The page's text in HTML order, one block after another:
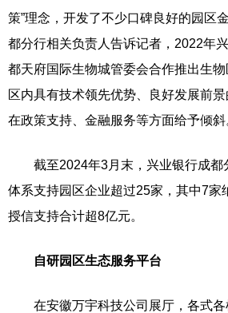
策”理念，开发了不少口碑良好的园区
都分行相关负责人告诉记者，2022年
都天府国际生物城管委会合作推出生
区内具有技术领先优势、良好发展前景
在政策支持、金融服务等方面给予倾斜
截至2024年3月末，兴业银行成都
体系支持园区企业超过25家，其中7家
授信支持合计超8亿元。
自研园区生态服务平台
在安徽万宇科技公司展厅，各式各